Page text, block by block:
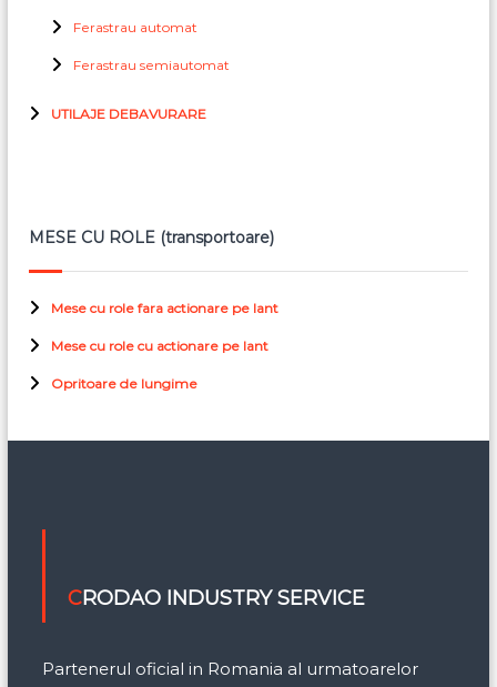
Ferastrau automat
Ferastrau semiautomat
UTILAJE DEBAVURARE
MESE CU ROLE (transportoare)
Mese cu role fara actionare pe lant
Mese cu role cu actionare pe lant
Opritoare de lungime
CRODAO INDUSTRY SERVICE
Partenerul oficial in Romania al urmatoarelor